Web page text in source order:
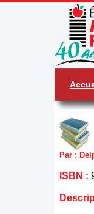
Par :
ISBN :